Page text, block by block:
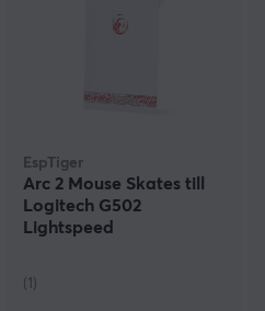
EspTiger
Arc 2 Mouse Skates till
Logitech G502
Lightspeed
(1)